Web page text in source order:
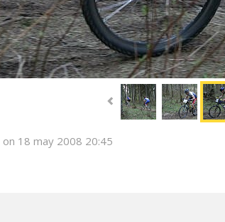
on 18 may 2008 20:45